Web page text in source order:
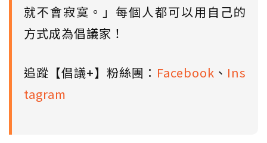
就不會寂寞。」每個人都可以用自己的
方式成為倡議家！
追蹤【倡議+】粉絲團： Facebook 、 Ins
tagram